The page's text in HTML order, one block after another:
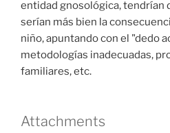
entidad gnosológica, tendrían
serían más bien la
niño, apuntando con el "dedo
metodologías inadecuadas,
familiares, etc.
Attachments